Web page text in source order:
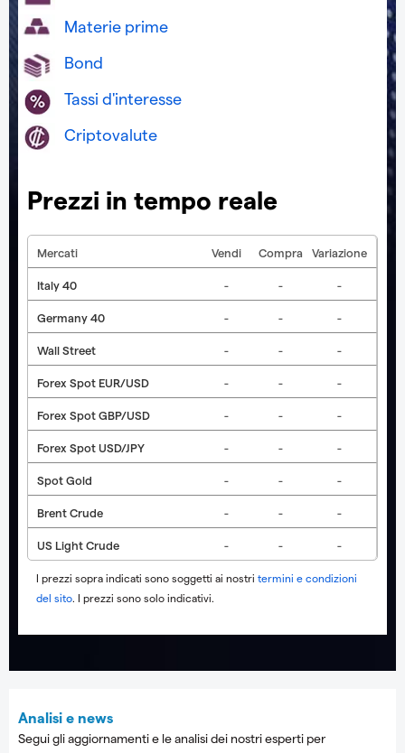
Materie prime
Bond
Tassi d'interesse
Criptovalute
Prezzi in tempo reale
Mercati Vendi Compra Variazione
Italy 40 - - -
Germany 40 - - -
Wall Street - - -
Forex Spot EUR/USD - - -
Forex Spot GBP/USD - - -
Forex Spot USD/JPY - - -
Spot Gold - - -
Brent Crude - - -
US Light Crude - - -
I prezzi sopra indicati sono soggetti ai nostri termini e condizioni
del sito. I prezzi sono solo indicativi.
Analisi e news
Segui gli aggiornamenti e le analisi dei nostri esperti per